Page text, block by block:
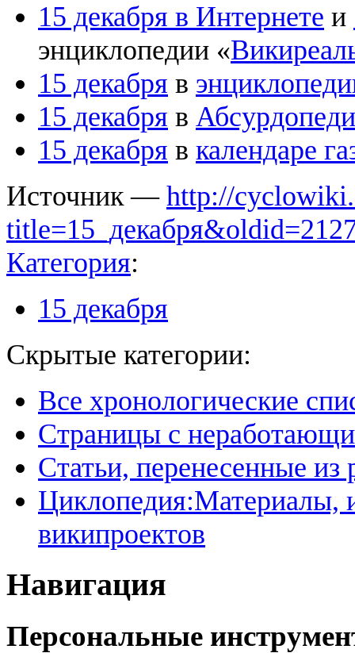
15 декабря в Интернете и
энциклопедии «
15 декабря в
15 декабря в
15 декабря в календаре
Источник — http://
Категория:
15 декабря
Скрытые категории:
Все хронологические
Страницы с
Статьи, перенесенные из
Циклопедия:Материалы,
википроектов
Навигация
Персональные